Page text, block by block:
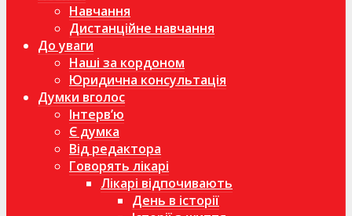
Навчання
Дистанційне навчання
До уваги
Наші за кордоном
Юридична консультація
Думки вголос
Інтерв’ю
Є думка
Від редактора
Говорять лікарі
Лікарі відпочивають
День в історії